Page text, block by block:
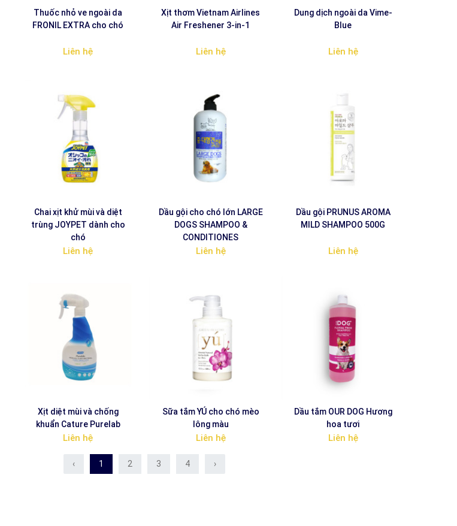
Thuốc nhỏ ve ngoài da
FRONIL EXTRA cho chó
Liên hệ
Xịt thơm Vietnam Airlines
Air Freshener 3-in-1
Liên hệ
Dung dịch ngoài da Vime-
Blue
Liên hệ
Chai xịt khử mùi và diệt
trùng JOYPET dành cho
chó
Liên hệ
Dầu gội cho chó lớn LARGE
DOGS SHAMPOO &
CONDITIONES
Liên hệ
Dầu gội PRUNUS AROMA
MILD SHAMPOO 500G
Liên hệ
Xịt diệt mùi và chống
khuẩn Cature Purelab
Liên hệ
Sữa tắm YÚ cho chó mèo
lông màu
Liên hệ
Dầu tắm OUR DOG Hương
hoa tươi
Liên hệ
‹ 1 2 3 4 ›